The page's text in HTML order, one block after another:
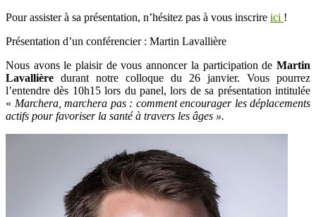
Pour assister à sa présentation, n’hésitez pas à vous inscrire ici !
Présentation d’un conférencier : Martin Lavallière
Nous avons le plaisir de vous annoncer la participation de Martin
Lavallière durant notre colloque du 26 janvier. Vous pourrez
l’entendre dès 10h15 lors du panel, lors de sa présentation intitulée
« Marchera, marchera pas: comment encourager les déplacements
actifs pour favoriser la santé à travers les âges ».